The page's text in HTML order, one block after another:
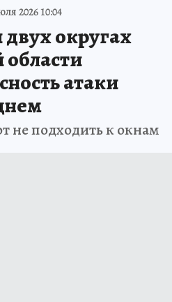
2026 10:04
округах
атаки
не подходить к окнам